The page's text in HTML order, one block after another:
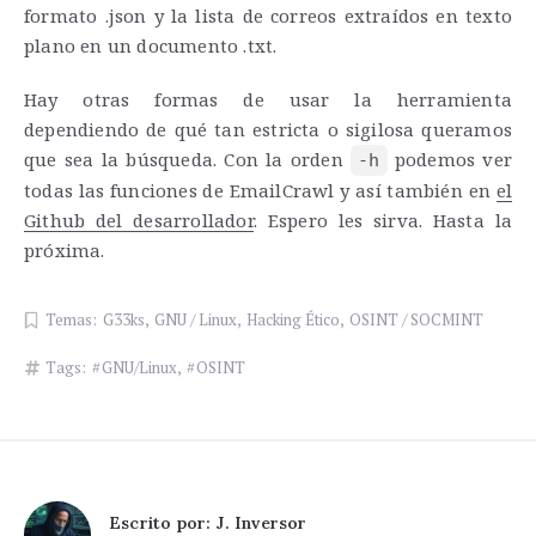
formato .json y la lista de correos extraídos en texto
plano en un documento .txt.
Hay otras formas de usar la herramienta
dependiendo de qué tan estricta o sigilosa queramos
que sea la búsqueda. Con la orden
-h
podemos ver
todas las funciones de EmailCrawl y así también en el
Github del desarrollador. Espero les sirva. Hasta la
próxima.
Temas: G33ks, GNU / Linux, Hacking Ético, OSINT / SOCMINT
Tags: GNU/Linux, OSINT
Escrito por: J. Inversor